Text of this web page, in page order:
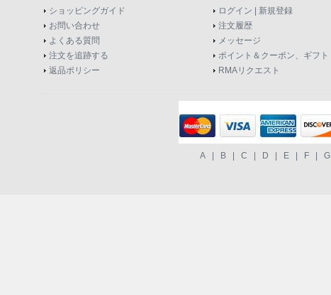
ショッピングガイド
お問い合わせ
よくある質問
注文を追跡する
返品ポリシー
ログイン
新規登録
注文履歴
メッセージ
ポイント＆クーポン、ギフト
RMAリクエスト
A B C D E F G